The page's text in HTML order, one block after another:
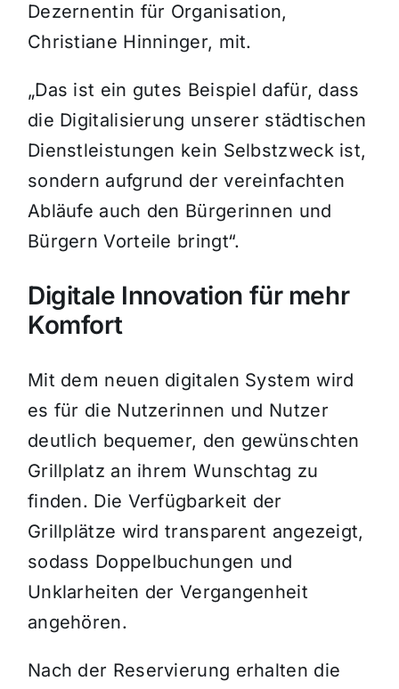
Dezernentin für Organisation,
Christiane Hinninger, mit.
„Das ist ein gutes Beispiel dafür, dass
die Digitalisierung unserer städtischen
Dienstleistungen kein Selbstzweck ist,
sondern aufgrund der vereinfachten
Abläufe auch den Bürgerinnen und
Bürgern Vorteile bringt“.
Digitale Innovation für mehr
Komfort
Mit dem neuen digitalen System wird
es für die Nutzerinnen und Nutzer
deutlich bequemer, den gewünschten
Grillplatz an ihrem Wunschtag zu
finden. Die Verfügbarkeit der
Grillplätze wird transparent angezeigt,
sodass Doppelbuchungen und
Unklarheiten der Vergangenheit
angehören.
Nach der Reservierung erhalten die